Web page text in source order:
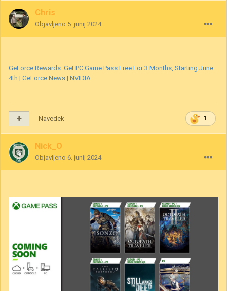
Chris
Objavljeno 5. junij 2024
GeForce Rewards: Get PC Game Pass Free For 3 Months, Starting June
4th | GeForce News | NVIDIA
1
Navedek
Nick_O
Objavljeno 6. junij 2024